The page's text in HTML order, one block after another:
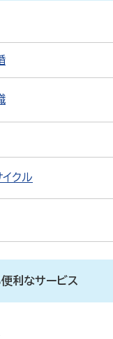
イクル
利なサービス